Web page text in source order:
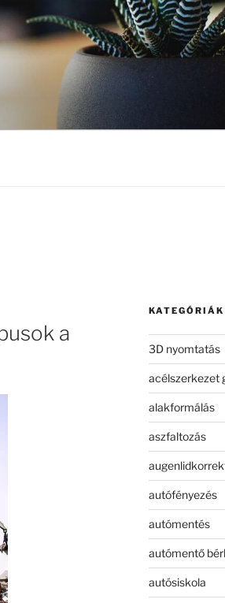
a
KATEGÓRIÁK
3D nyomtatás
acélszerkezet
alakformálás
aszfaltozás
autófényezés
autómentés
autómentő
autósiskola